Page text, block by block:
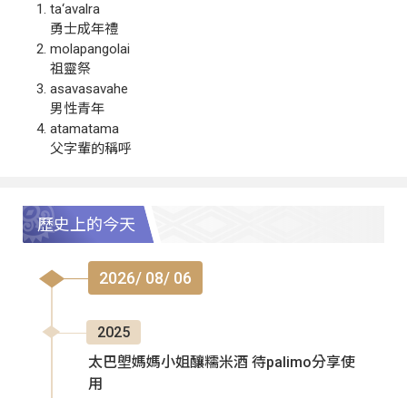
ta‘avalra
勇士成年禮
molapangolai
祖靈祭
asavasavahe
男性青年
atamatama
父字輩的稱呼
歷史上的今天
2026/ 08/ 06
2025
太巴塱媽媽小姐釀糯米酒 待palimo分享使
用